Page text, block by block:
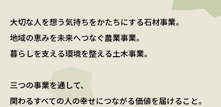
大切な人を想う気持ちをかたちにする石材事業。
地域の恵みを未来へつなぐ農業事業。
暮らしを支える環境を整える土木事業。
三つの事業を通して、
関わるすべての人の幸せにつながる価値を届けること。